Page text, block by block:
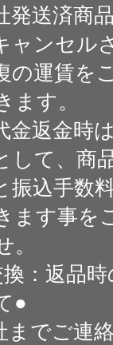
発送済商
ャンセル
の運賃を
ます。
金返金時
して、商
振込手数
ます事を
。
：返品
●
までご連